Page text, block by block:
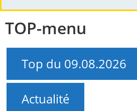
TOP-menu
Top du 09.08.2026
Actualité